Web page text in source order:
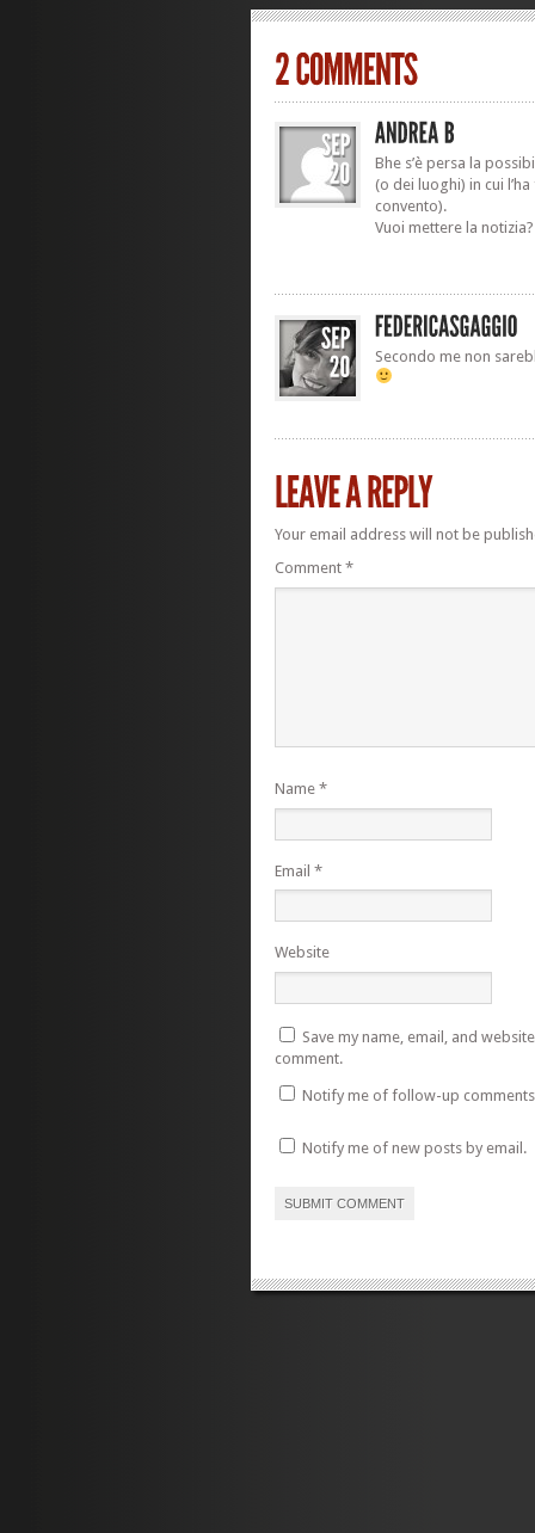
Bhe s’è persa la
(o dei luoghi) in cui
convento).
Vuoi mettere la notizia?
Secondo me non
Your email address will not be
Comment *
Name *
Email *
Website
Save my name, email, and
comment.
Notify me of follow-up
Notify me of new posts by email.